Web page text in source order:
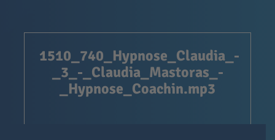
1510_740_Hypnose_Claudia_-
_3_-_Claudia_Mastoras_-
_Hypnose_Coachin.mp3